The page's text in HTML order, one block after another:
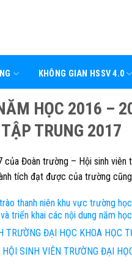
KHÔNG GIAN HSSV 4.0
HỌC 2016 –
TẬP TRUNG 2017
Đoàn trường – Hội sinh viên
tích đạt được của trường
thanh niên khu vực trường
triển khai các nội dung năm
TRƯỜNG ĐẠI HỌC KHOA HỌC
SINH VIÊN TRƯỜNG ĐẠI